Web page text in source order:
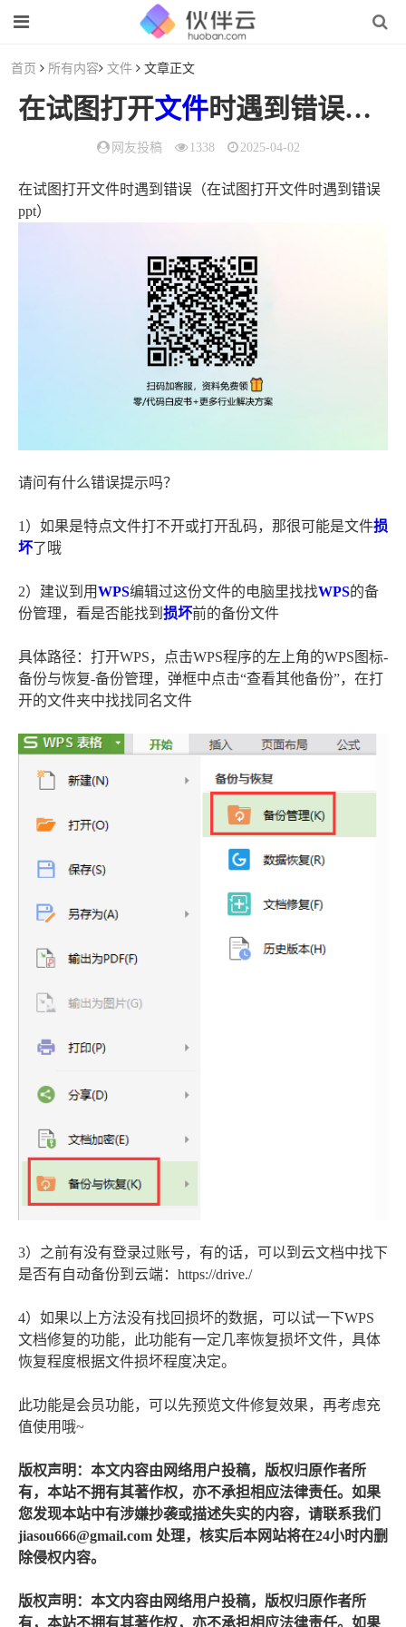
首页 所有内容 文件 文章正文
在试图打开文件时遇到错误（在试图打开
网友投稿 1338 2025-04-02
在试图打开文件时遇到错误（在试图打开文件时遇到错误
ppt）
请问有什么错误提示吗？
1）如果是特点文件打不开或打开乱码，那很可能是文件损
坏了哦
2）建议到用WPS编辑过这份文件的电脑里找找WPS的备
份管理，看是否能找到 损坏前的备份文件
具体路径：打开WPS，点击WPS程序的左上角的WPS图标-
备份与恢复-备份管理，弹框中点击“查看其他备份”，在打
开的文件夹中找找同名文件
3）之前有没有登录过账号，有的话，可以到云文档中找下
是否有自动备份到云端：https://drive./
4）如果以上方法没有找回损坏的数据，可以试一下WPS
文档修复的功能，此功能有一定几率恢复损坏文件，具体
恢复程度根据文件损坏程度决定。
此功能是会员功能，可以先预览文件修复效果，再考虑充
值使用哦~
版权声明：本文内容由网络用户投稿，版权归原作者所
有，本站不拥有其著作权，亦不承担相应法律责任。如果
您发现本站中有涉嫌抄袭或描述失实的内容，请联系我们
jiasou666@gmail.com 处理，核实后本网站将在24小时内删
除侵权内容。
版权声明：本文内容由网络用户投稿，版权归原作者所
有，本站不拥有其著作权，亦不承担相应法律责任。如果